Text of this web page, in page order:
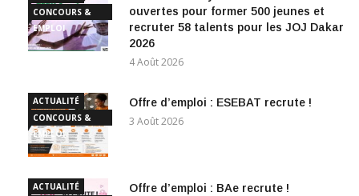
CONCOURS &
EMPLOI
ouvertes pour former 500 jeunes et
recruter 58 talents pour les JOJ Dakar
2026
4 Août 2026
ACTUALITÉ
CONCOURS &
EMPLOI
Offre d’emploi : ESEBAT recrute !
3 Août 2026
ACTUALITÉ
Offre d’emploi : BAe recrute !